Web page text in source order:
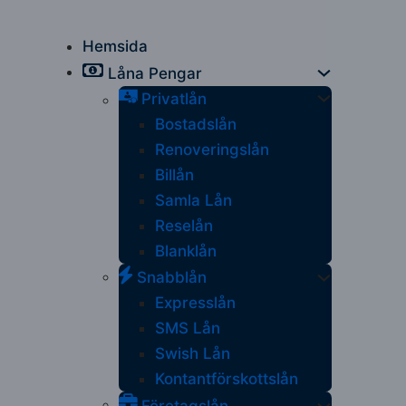
Hemsida
Låna Pengar
Privatlån
Bostadslån
Renoveringslån
Billån
Samla Lån
Reselån
Blanklån
Snabblån
Expresslån
SMS Lån
Swish Lån
Kontantförskottslån